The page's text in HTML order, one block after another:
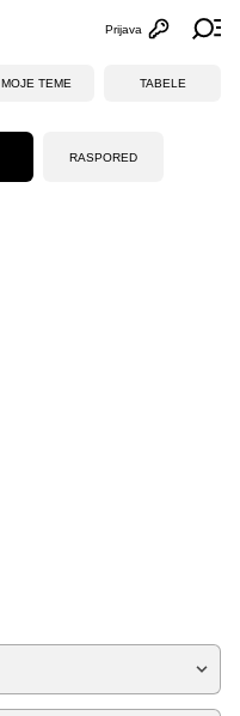
Otvori
Prijava
MOJE TEME TABELE
RASPORED